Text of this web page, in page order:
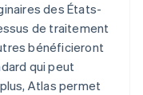
des États-
de traitement
bénéficieront
qui peut
Atlas permet